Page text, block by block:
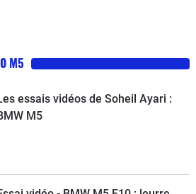
M5
essais vidéos de Soheil Ayari :
M5